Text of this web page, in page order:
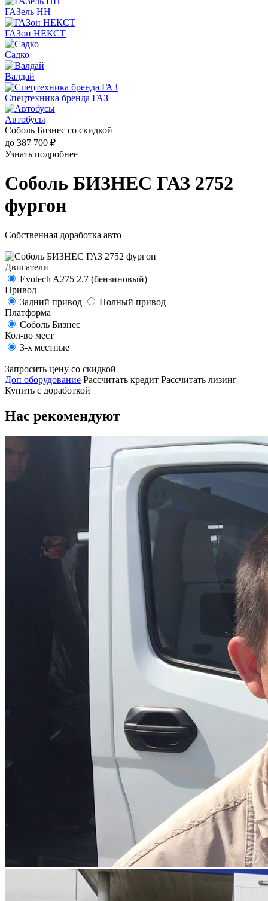
ГАЗель НН
ГАЗон НЕКСТ
Садко
Валдай
Спецтехника бренда ГАЗ
Автобусы
Соболь Бизнес со скидкой
до 387 700 ₽
Узнать подробнее
Соболь БИЗНЕС ГАЗ 2752
фургон
Собственная доработка авто
Двигатели
Evotech A275 2.7 (бензиновый)
Привод
Задний привод
Полный привод
Платформа
Соболь Бизнес
Кол-во мест
3-х местные
Запросить цену со скидкой
Доп оборудование Рассчитать кредит Рассчитать лизинг
Купить с доработкой
Нас рекомендуют